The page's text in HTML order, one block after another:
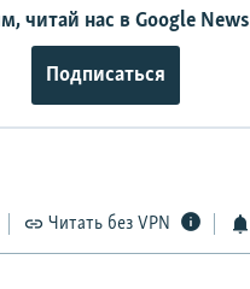
читай нас в Google News
Подписаться
Читать без VPN